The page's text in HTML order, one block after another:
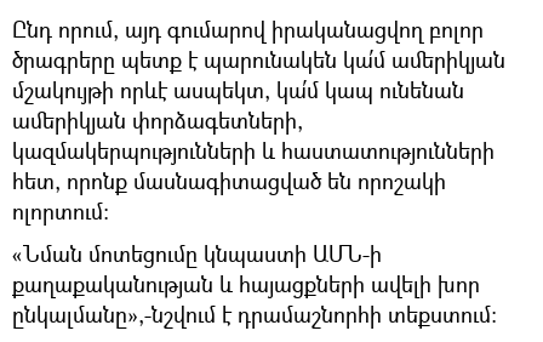
Ընդ որում, այդ գումարով իրականացվող բոլոր
ծրագրերը պետք է պարունակեն կա՛մ ամերիկյան
մշակույթի որևէ ասպեկտ, կա՛մ կապ ունենան
ամերիկյան փորձագետների,
կազմակերպությունների և հաստատությունների
հետ, որոնք մասնագիտացված են որոշակի
ոլորտում:
«Նման մոտեցումը կնպաստի ԱՄՆ-ի
քաղաքականության և հայացքների ավելի խոր
ընկալմանը»,-նշվում է դրամաշնորհի տեքստում։